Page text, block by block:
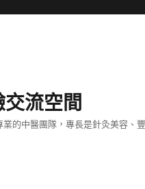
流空間
的中醫團隊，專長是針灸美容、